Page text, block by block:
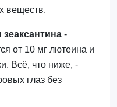
веществ.
-
от 10 мг лютеина и
Всё, что ниже, -
глаз без